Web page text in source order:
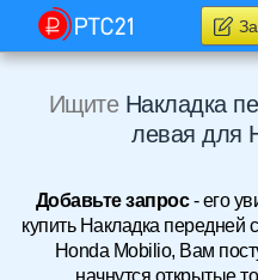
Ищите Накладка
левая для
Добавьте запрос- его
купить Накладка передней
Honda Mobilio, Вам
начнутся открытые